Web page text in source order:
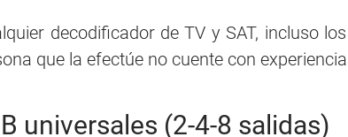
decodificador de TV y SAT, incluso
que la efectúe no cuente con
universales (2-4-8 salidas)